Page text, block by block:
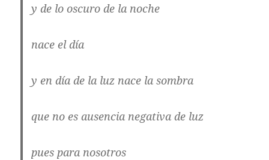
y de lo oscuro de la noche
nace el día
y en día de la luz nace la sombra
que no es ausencia negativa de luz
pues para nosotros